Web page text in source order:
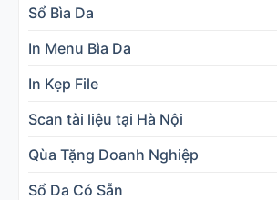
Sổ Bìa Da
In Menu Bìa Da
In Kẹp File
Scan tài liệu tại Hà Nội
Qùa Tặng Doanh Nghiệp
Sổ Da Có Sẵn